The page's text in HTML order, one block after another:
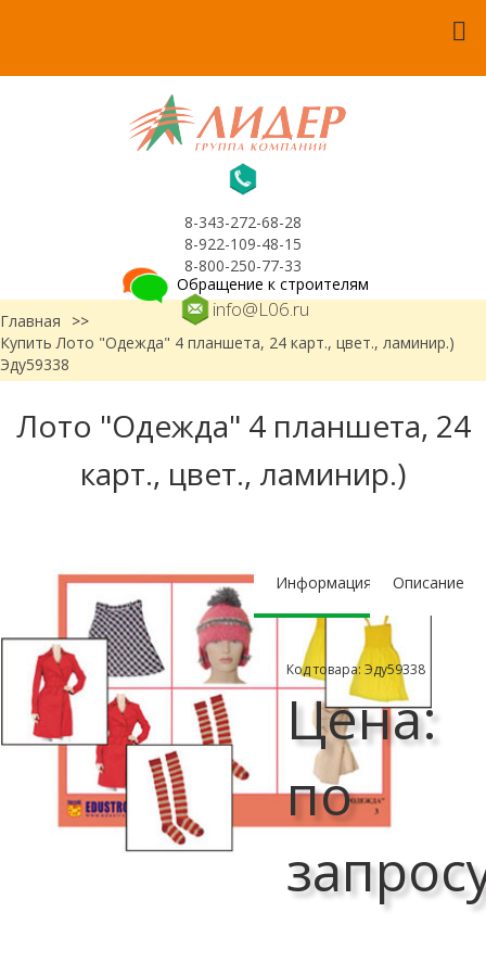
8-343-272-68-28
8-922-109-48-15
8-800-250-77-33
info@L06.ru
Обращение к строителям
Главная
>>
Купить Лото "Одежда" 4 планшета, 24 карт., цвет., ламинир.)
Эду59338
Лото "Одежда" 4 планшета, 24
карт., цвет., ламинир.)
Информация Описание
Код товара: Эду59338
Цена:
по